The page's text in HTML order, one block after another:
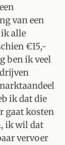
van een
alle
€15,-
ben ik veel
ik dat die
gaat kosten
ik wil dat
vervoer